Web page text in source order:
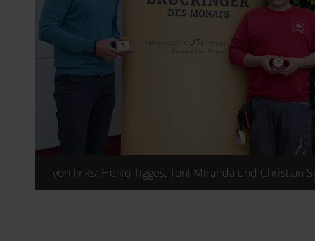
von links: Heiko Tigges, Toni Miranda und Christian